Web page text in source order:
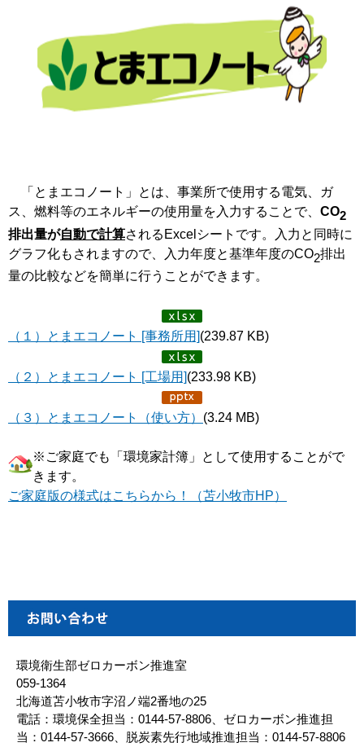
「とまエコノート」とは、事業所で使用する電気、ガ
ス、燃料等のエネルギーの使用量を入力することで、 CO2
排出量が自動で計算されるExcelシートです。入力と同時に
グラフ化もされますので、入力年度と基準年度のCO2排出
量の比較などを簡単に行うことができます。
（１）とまエコノート [事務所用](239.87 KB)
（２）とまエコノート [工場用](233.98 KB)
（３）とまエコノート（使い方） (3.24 MB)
※ご家庭でも「環境家計簿」として使用することがで
きます。
ご家庭版の様式はこちらから！（苫小牧市HP）
環境衛生部ゼロカーボン推進室
059-1364
北海道苫小牧市字沼ノ端2番地の25
電話：環境保全担当：0144-57-8806、ゼロカーボン推進担
当：0144-57-3666、脱炭素先行地域推進担当：0144-57-8806